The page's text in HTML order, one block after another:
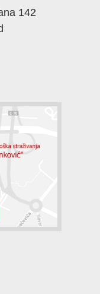
142